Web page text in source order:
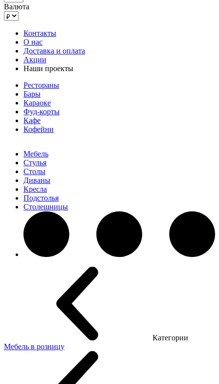
Валюта
Контакты
О нас
Доставка и оплата
Акции
Наши проекты
Рестораны
Бары
Караоке
Фуд-корты
Кафе
Кофейни
Мебель
Стулья
Столы
Диваны
Кресла
Подстолья
Столешницы
Категории
Мебель в розницу